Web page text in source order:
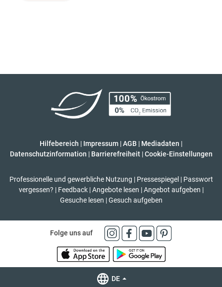
Hilfebereich | Impressum |AGB | Mediadaten |
Datenschutzinformation | Barrierefreiheit | Cookie-Einstellungen
Professionelle und gewerbliche Nutzung | Pressespiegel | Passwort
vergessen? | Feedback | Angebote lesen | Angebot aufgeben |
Gesuche lesen | Gesuch aufgeben
Folge uns auf
DE